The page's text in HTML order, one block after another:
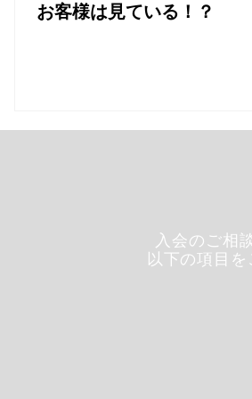
お客様は見ている！？
入会のご相
以下の項目